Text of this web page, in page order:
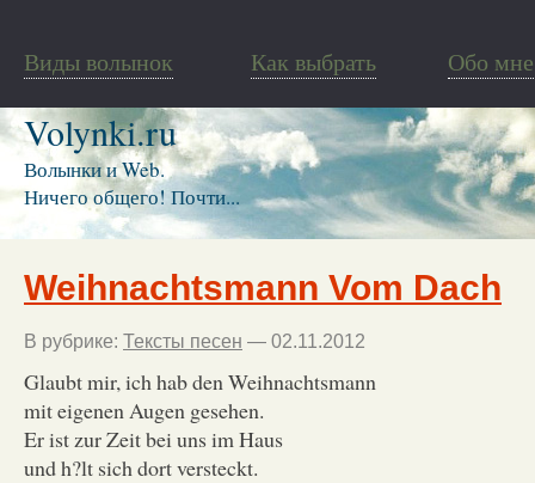
Виды волынок Как выбрать Обо мне
Volynki.ru
Волынки и Web.
Ничего общего! Почти...
Weihnachtsmann Vom Dach
В рубрике: Тексты песен — 02.11.2012
Glaubt mir, ich hab den Weihnachtsmann
mit eigenen Augen gesehen.
Er ist zur Zeit bei uns im Haus
und h?lt sich dort versteckt.